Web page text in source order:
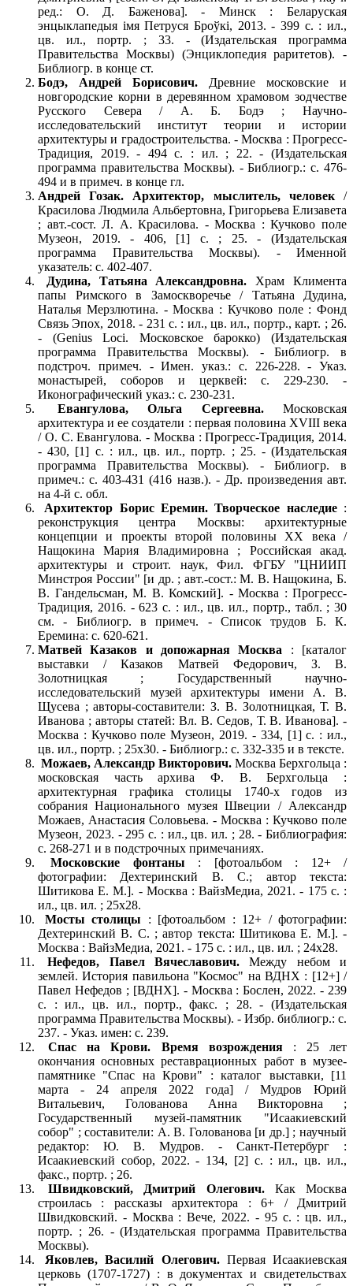
ред.: О. Д. Баженова]. - Минск : Беларуская
энцыклапедыя iмя Петруся Броўкi, 2013. - 399 с. : ил.,
цв. ил., портр. ; 33. - (Издательская программа
Правительства Москвы) (Энциклопедия раритетов). -
Библиогр. в конце ст.
Бодэ, Андрей Борисович. Древние московские и
новгородские корни в деревянном храмовом зодчестве
Русского Севера / А. Б. Бодэ ; Научно-
исследовательский институт теории и истории
архитектуры и градостроительства. - Москва : Прогресс-
Традиция, 2019. - 494 с. : ил. ; 22. - (Издательская
программа правительства Москвы). - Библиогр.: с. 476-
494 и в примеч. в конце гл.
Андрей Гозак. Архитектор, мыслитель, человек /
Красилова Людмила Альбертовна, Григорьева Елизавета
; авт.-сост. Л. А. Красилова. - Москва : Кучково поле
Музеон, 2019. - 406, [1] с. ; 25. - (Издательская
программа Правительства Москвы). - Именной
указатель: с. 402-407.
Дудина, Татьяна Александровна. Храм Климента
папы Римского в Замоскворечье / Татьяна Дудина,
Наталья Мерзлютина. - Москва : Кучково поле : Фонд
Связь Эпох, 2018. - 231 с. : ил., цв. ил., портр., карт. ; 26.
- (Genius Loci. Московское барокко) (Издательская
программа Правительства Москвы). - Библиогр. в
подстроч. примеч. - Имен. указ.: с. 226-228. - Указ.
монастырей, соборов и церквей: с. 229-230. -
Иконографический указ.: с. 230-231.
Евангулова, Ольга Сергеевна. Московская
архитектура и ее создатели : первая половина XVIII века
/ О. С. Евангулова. - Москва : Прогресс-Традиция, 2014.
- 430, [1] с. : ил., цв. ил., портр. ; 25. - (Издательская
программа Правительства Москвы). - Библиогр. в
примеч.: с. 403-431 (416 назв.). - Др. произведения авт.
на 4-й с. обл.
Архитектор Борис Еремин. Творческое наследие:
реконструкция центра Москвы: архитектурные
концепции и проекты второй половины XX века /
Нащокина Мария Владимировна ; Российская акад.
архитектуры и строит. наук, Фил. ФГБУ "ЦНИИП
Минстроя России" [и др. ; авт.-сост.: М. В. Нащокина, Б.
В. Гандельсман, М. В. Комский]. - Москва : Прогресс-
Традиция, 2016. - 623 с. : ил., цв. ил., портр., табл. ; 30
см. - Библиогр. в примеч. - Список трудов Б. К.
Еремина: с. 620-621.
Матвей Казаков и допожарная Москва : [каталог
выставки / Казаков Матвей Федорович, З. В.
Золотницкая ; Государственный научно-
исследовательский музей архитектуры имени А. В.
Щусева ; авторы-составители: З. В. Золотницкая, Т. В.
Иванова ; авторы статей: Вл. В. Седов, Т. В. Иванова]. -
Москва : Кучково поле Музеон, 2019. - 334, [1] с. : ил.,
цв. ил., портр. ; 25x30. - Библиогр.: с. 332-335 и в тексте.
Можаев, Александр Викторович. Москва Берхгольца :
московская часть архива Ф. В. Берхгольца :
архитектурная графика столицы 1740-х годов из
собрания Национального музея Швеции / Александр
Можаев, Анастасия Соловьева. - Москва : Кучково поле
Музеон, 2023. - 295 с. : ил., цв. ил. ; 28. - Библиография:
с. 268-271 и в подстрочных примечаниях.
Московские фонтаны : [фотоальбом : 12+ /
фотографии: Дехтеринский В. С.; автор текста:
Шитикова Е. М.]. - Москва : ВайзМедиа, 2021. - 175 с. :
ил., цв. ил. ; 25х28.
Мосты столицы : [фотоальбом : 12+ / фотографии:
Дехтеринский В. С. ; автор текста: Шитикова Е. М.]. -
Москва : ВайзМедиа, 2021. - 175 с. : ил., цв. ил. ; 24х28.
Нефедов, Павел Вячеславович. Между небом и
землей. История павильона "Космос" на ВДНХ : [12+] /
Павел Нефедов ; [ВДНХ]. - Москва : Бослен, 2022. - 239
с. : ил., цв. ил., портр., факс. ; 28. - (Издательская
программа Правительства Москвы). - Избр. библиогр.: с.
237. - Указ. имен: с. 239.
Спас на Крови. Время возрождения : 25 лет
окончания основных реставрационных работ в музее-
памятнике "Спас на Крови" : каталог выставки, [11
марта - 24 апреля 2022 года] / Мудров Юрий
Витальевич, Голованова Анна Викторовна ;
Государственный музей-памятник "Исаакиевский
собор" ; составители: А. В. Голованова [и др.] ; научный
редактор: Ю. В. Мудров. - Санкт-Петербург :
Исаакиевский собор, 2022. - 134, [2] с. : ил., цв. ил.,
факс., портр. ; 26.
Швидковский, Дмитрий Олегович.Как Москва
строилась : рассказы архитектора : 6+ / Дмитрий
Швидковский. - Москва : Вече, 2022. - 95 с. : цв. ил.,
портр. ; 26. - (Издательская программа Правительства
Москвы).
Яковлев, Василий Олегович. Первая Исаакиевская
церковь (1707-1727) : в документах и свидетельствах